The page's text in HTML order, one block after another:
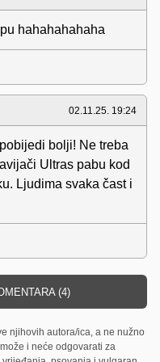
hahahahahaha
02.11.25. 19:24
bolji! Ne treba
Ultras pabu kod
Ljudima svaka čast i
(4)
njihovih autora/ica, a ne nužno
i neće odgovarati za